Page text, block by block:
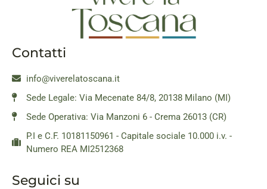
Contatti
info@viverelatoscana.it
Sede Legale: Via Mecenate 84/8, 20138 Milano (MI)
Sede Operativa: Via Manzoni 6 - Crema 26013 (CR)
P.I e C.F. 10181150961 - Capitale sociale 10.000 i.v. -
Numero REA MI2512368
Seguici su